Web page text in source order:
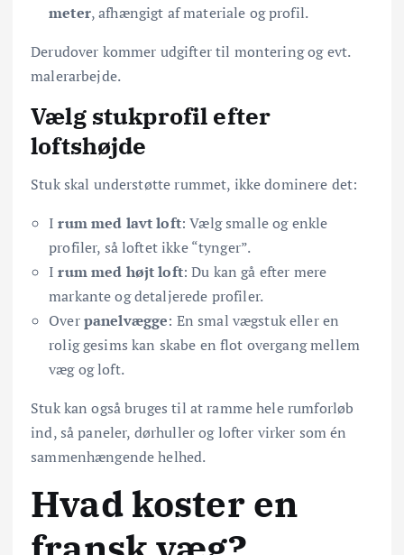
meter, afhængigt af materiale og profil.
Derudover kommer udgifter til montering og evt.
malerarbejde.
Vælg stukprofil efter
loftshøjde
Stuk skal understøtte rummet, ikke dominere det:
Irum med lavt loft: Vælg smalle og enkle
profiler, så loftet ikke “tynger”.
Irum med højt loft: Du kan gå efter mere
markante og detaljerede profiler.
Overpanelvægge: En smal vægstuk eller en
rolig gesims kan skabe en flot overgang mellem
væg og loft.
Stuk kan også bruges til at ramme hele rumforløb
ind, så paneler, dørhuller og lofter virker som én
sammenhængende helhed.
Hvad koster en